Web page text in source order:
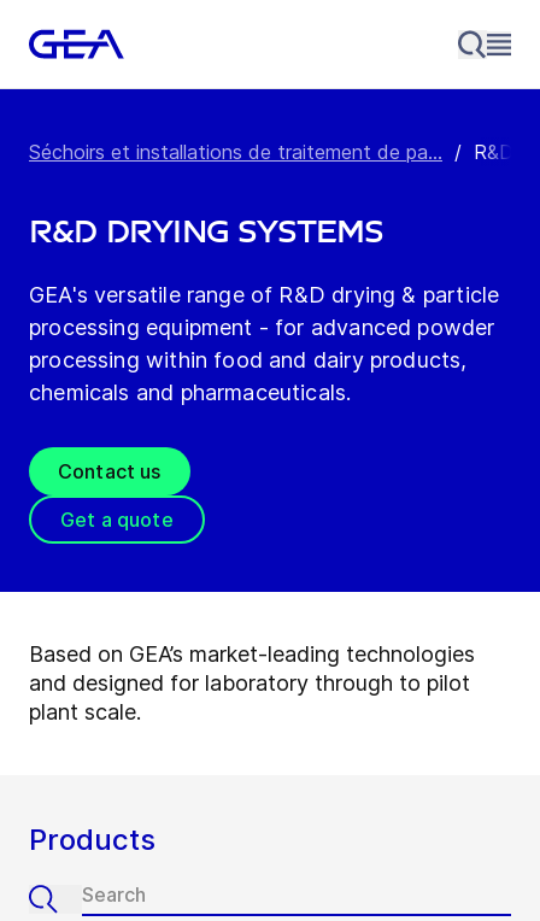
Séchoirs et installations de traitement de pa... / R&D
R&D Drying Systems
GEA's versatile range of R&D drying & particle
processing equipment - for advanced powder
processing within food and dairy products,
chemicals and pharmaceuticals.
Contact us
Get a quote
Based on GEA’s market-leading technologies
and designed for laboratory through to pilot
plant scale.
Products